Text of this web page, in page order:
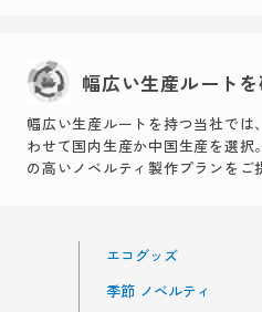
幅広い生産ルート
幅広い生産ルートを持つ当社では
わせて国内生産か中国生産を選択
の高いノベルティ製作プランをご
エコグッズ
季節 ノベルティ